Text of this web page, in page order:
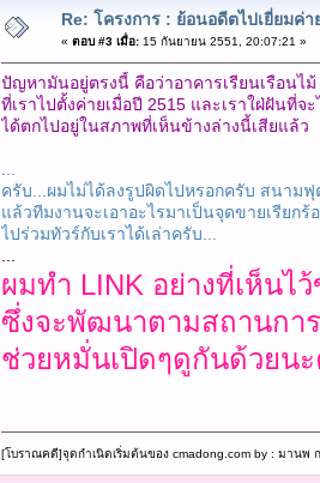
Re: โครงการ : ย้อนอดีตไปเยี่ยมค่
« ตอบ #3 เมื่อ:15 กันยายน 2551, 20:07:21 »
ปัญหามันอยู่ตรงนี้ คือว่าอาคารเรียนเรือนไ
ที่เราไปตั้งค่ายเมื่อปี 2515 และเราใฝ่ฝันที่จ
ได้ตกไปอยู่ในสภาพที่เห็นข้างล่างนี้เสียแล้ว
ครับ...ผมไม่ได้ลงรูปผิดไปหรอกครับ สนาม
แล้วทีมงานจะเอาอะไรมาเป็นจุดขายเรียก
ไปร่วมทัวร์กับเราได้เล่าครับ...
ผมทำ LINK อย่างที่เห็นไ
ซึ่งจะพัฒนาตามสถานกา
ช่วยหมั่นเปิดๆดูกันด้วยน
[โบราณคดี]จุดกำเนิดเริ่มต้นของ cmadong.com by : มานพ